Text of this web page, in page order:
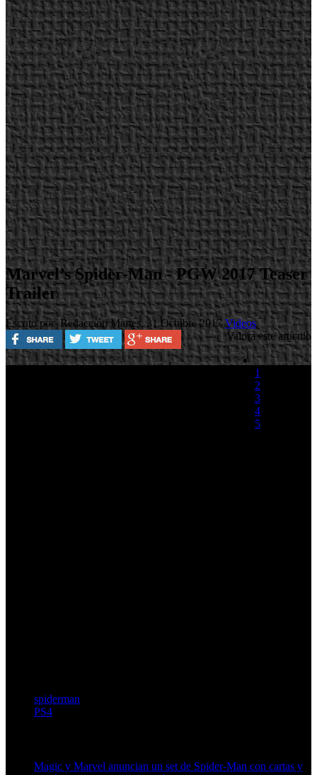
Marvel’s Spider-Man - PGW 2017 Teaser
Trailer
Escrito por RedacciónMartes, 31 Octubre 2017Videos
Valora este artículo
1
2
3
4
5
spiderman
PS4
Magic y Marvel anuncian un set de Spider-Man con cartas y